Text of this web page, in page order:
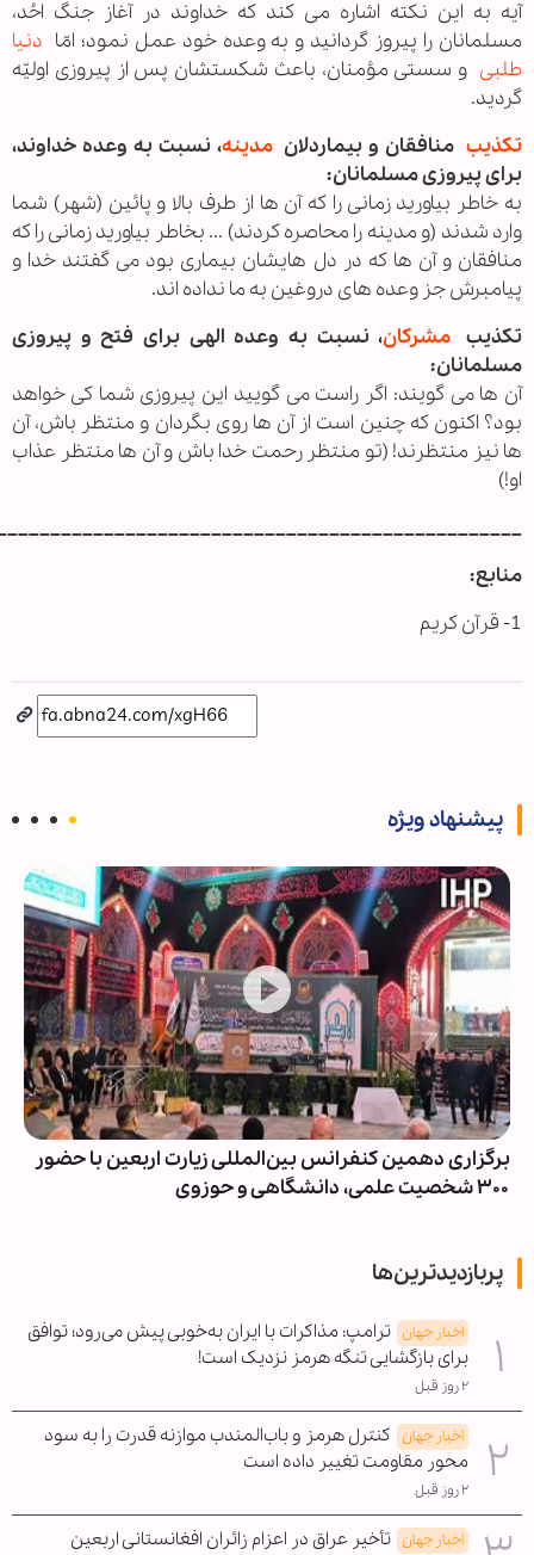
آيه به اين نكته اشاره مى‌ كند كه خداوند در آغاز جنگ احُد،
مسلمانان را پيروز گردانيد و به وعده خود عمل نمود؛ امّا دنیا
طلبی و سستى مؤمنان، باعث شكستشان پس از پيروزى اوليّه
گرديد.
تکذیب منافقان و بيماردلانمدینه، نسبت به وعده خداوند،
براى پيروزى مسلمانان:
به خاطر بياوريد زمانی را كه آن ها از طرف بالا و پائين (شهر) شما
وارد شدند (و مدينه را محاصره كردند) ... بخاطر بياوريد زمانی را كه
منافقان و آن ها كه در دل هايشان بيماری بود می گفتند خدا و
پيامبرش جز وعده‌ های دروغين به ما نداده‌ اند.
تكذيب مشرکان، نسبت به وعده الهى براى فتح و پيروزى
مسلمانان:
آن ها می گويند: اگر راست می گویيد اين پيروزی شما كی خواهد
بود؟ اكنون كه چنين است از آن ها روی بگردان و منتظر باش، آن
ها نيز منتظرند! (تو منتظر رحمت خدا باش و آن ها منتظر عذاب
او!)
منابع:
1- قرآن کریم
پیشنهاد ویژه
برگزاری دهمین کنفرانس بین‌المللی زیارت اربعین با حضور
۳۰۰ شخصیت‌ علمی، دانشگاهی و حوزوی
پربازدیدترین‌ها
اخبار جهان ترامپ: مذاکرات با ایران به‌خوبی پیش می‌رود؛ توافق
برای بازگشایی تنگه هرمز نزدیک است!
۲ روز قبل
اخبار جهان کنترل هرمز و باب‌المندب موازنه قدرت را به سود
محور مقاومت تغییر داده است
۲ روز قبل
اخبار جهان تأخیر عراق در اعزام زائران افغانستانی اربعین